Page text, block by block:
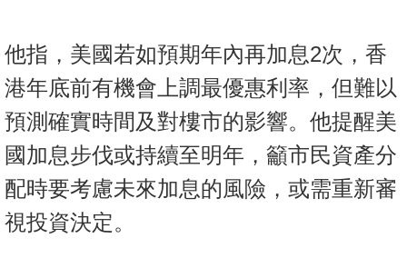
他指，美國若如預期年內再加息2次，香
港年底前有機會上調最優惠利率，但難以
預測確實時間及對樓市的影響。他提醒美
國加息步伐或持續至明年，籲市民資產分
配時要考慮未來加息的風險，或需重新審
視投資決定。